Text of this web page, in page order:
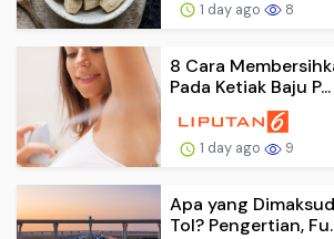
1 day ago 8
8 Cara
Pada Ketiak Baju P...
1 day ago 9
Apa yang
Tol? Pengertian,